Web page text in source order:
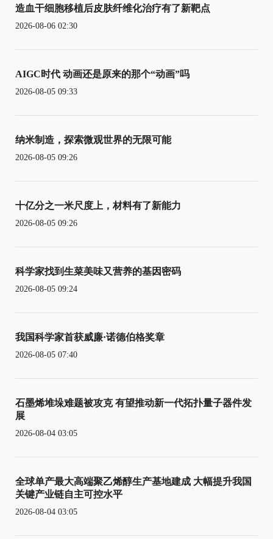
造血干细胞移植后皮肤纤维化治疗有了新靶点
2026-08-06 02:30
AIGC时代 动画还是原来的那个“动画”吗
2026-08-05 09:33
纳米制造，探索微观世界的无限可能
2026-08-05 09:26
十亿分之一米尺度上，材料有了新能力
2026-08-05 09:26
科学家找到生菜美味又营养的基因密码
2026-08-05 09:24
我国科学家首获威廉·诺德伯格奖章
2026-08-05 07:40
石墨烯堆垛难题被攻克 有望推动新一代拓扑量子器件发
展
2026-08-04 03:05
全球单产最大高端聚乙烯醇生产基地建成 大幅提升我国
关键产业链自主可控水平
2026-08-04 03:05